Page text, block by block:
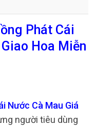
Phát Cái
Hoa Miễn
Nước Cà Mau Giá
người tiêu dùng